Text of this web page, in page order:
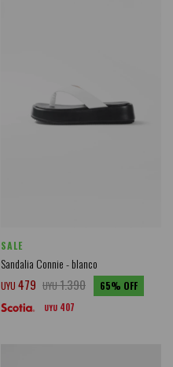
SALE
Sandalia Connie - blanco
UYU 479 UYU1.390 65
UYU 407